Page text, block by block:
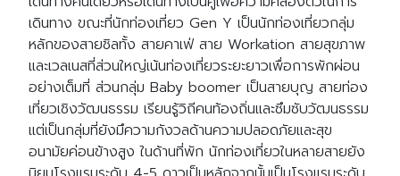
เดินทาง ขณะที่นักท่องเที่ยว Gen Y เป็นนักท่องเที่ยวกลุ่ม
หลักของสายชิลทั้ง สายคาเฟ่ สาย Workation สายสุขภาพ
และเวลเนสที่ส่วนใหญ่เน้นท่องเที่ยวระยะยาวเพื่อการพักผ่อน
อย่างเต็มที่ ส่วนกลุ่ม Baby boomer เป็นสายบุญ สายท่อง
เที่ยวเชิงวัฒนธรรม เรียนรู้วิถีคนท้องถิ่นและซึมซับวัฒนธรรม
แต่เป็นกลุ่มที่ยังมึความกังวลด้านความปลอดภัยและสุข
อนามัยค่อนข้างสูง ในด้านที่พัก นักท่องเที่ยวในหลายสายยัง